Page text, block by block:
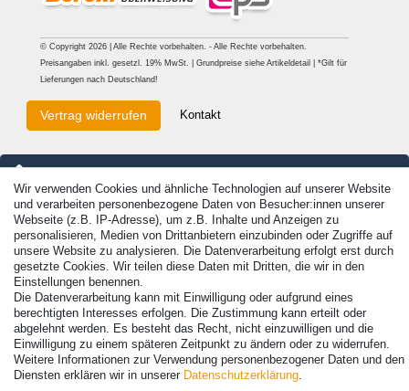
© Copyright 2026 | Alle Rechte vorbehalten. - Alle Rechte vorbehalten.
Preisangaben inkl. gesetzl. 19% MwSt. | Grundpreise siehe Artikeldetail | *Gilt für
Lieferungen nach Deutschland!
Vertrag widerrufen Kontakt
Wir verwenden Cookies und ähnliche Technologien auf unserer Website
und verarbeiten personenbezogene Daten von Besucher:innen unserer
Webseite (z.B. IP-Adresse), um z.B. Inhalte und Anzeigen zu
personalisieren, Medien von Drittanbietern einzubinden oder Zugriffe auf
unsere Website zu analysieren. Die Datenverarbeitung erfolgt erst durch
gesetzte Cookies. Wir teilen diese Daten mit Dritten, die wir in den
Einstellungen benennen.
Die Datenverarbeitung kann mit Einwilligung oder aufgrund eines
berechtigten Interesses erfolgen. Die Zustimmung kann erteilt oder
abgelehnt werden. Es besteht das Recht, nicht einzuwilligen und die
Einwilligung zu einem späteren Zeitpunkt zu ändern oder zu widerrufen.
Weitere Informationen zur Verwendung personenbezogener Daten und den
Diensten erklären wir in unserer Daten­schutz­erklärung.